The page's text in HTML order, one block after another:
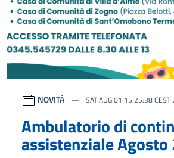
NOVITÀ SAT AUG 01 15:25:38
Ambulatorio di
assistenziale